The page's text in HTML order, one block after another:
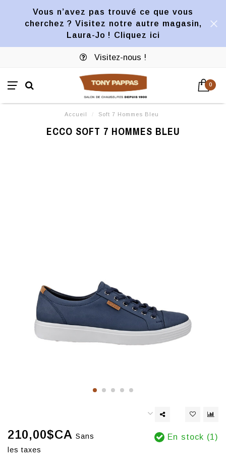
Vous n’avez pas trouvé ce que vous
cherchez ? Visitez notre autre magasin,
Laura-Jo ! Cliquez ici
Visitez-nous !
0
Accueil / Soft 7 Hommes Bleu
ECCO SOFT 7 HOMMES BLEU
210,00$CA Sans
les taxes
En stock (1)